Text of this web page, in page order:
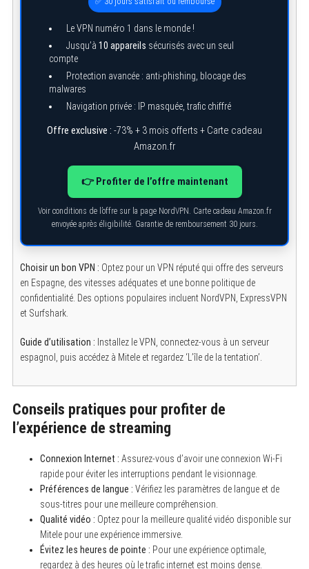
Le VPN numéro 1 dans le monde !
Jusqu’à 10 appareils sécurisés avec un seul
compte
Protection avancée : anti-phishing, blocage des
malwares
Navigation privée : IP masquée, trafic chiffré
Offre exclusive : -73% + 3 mois offerts + Carte cadeau
Amazon.fr
👉 Profiter de l’offre maintenant
Voir conditions de l’offre sur la page NordVPN. Carte cadeau Amazon.fr
envoyée après éligibilité. Garantie de remboursement 30 jours.
Choisir un bon VPN : Optez pour un VPN réputé qui offre des serveurs
en Espagne, des vitesses adéquates et une bonne politique de
confidentialité. Des options populaires incluent NordVPN, ExpressVPN
et Surfshark.
Guide d’utilisation : Installez le VPN, connectez-vous à un serveur
espagnol, puis accédez à Mitele et regardez ‘L’île de la tentation’.
Conseils pratiques pour profiter de
l’expérience de streaming
Connexion Internet : Assurez-vous d’avoir une connexion Wi-Fi
rapide pour éviter les interruptions pendant le visionnage.
Préférences de langue : Vérifiez les paramètres de langue et de
sous-titres pour une meilleure compréhension.
Qualité vidéo : Optez pour la meilleure qualité vidéo disponible sur
Mitele pour une expérience immersive.
Évitez les heures de pointe : Pour une expérience optimale,
regardez à des heures où le trafic internet est moins dense.